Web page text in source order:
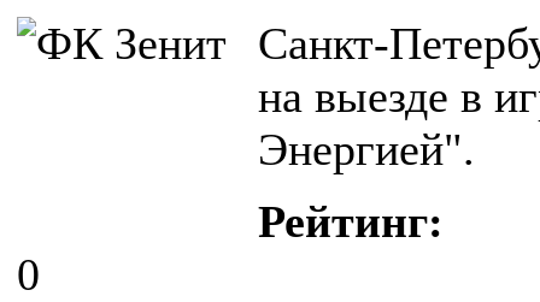
Санкт-
на выезде в
Энергией".
Рейтинг:
0